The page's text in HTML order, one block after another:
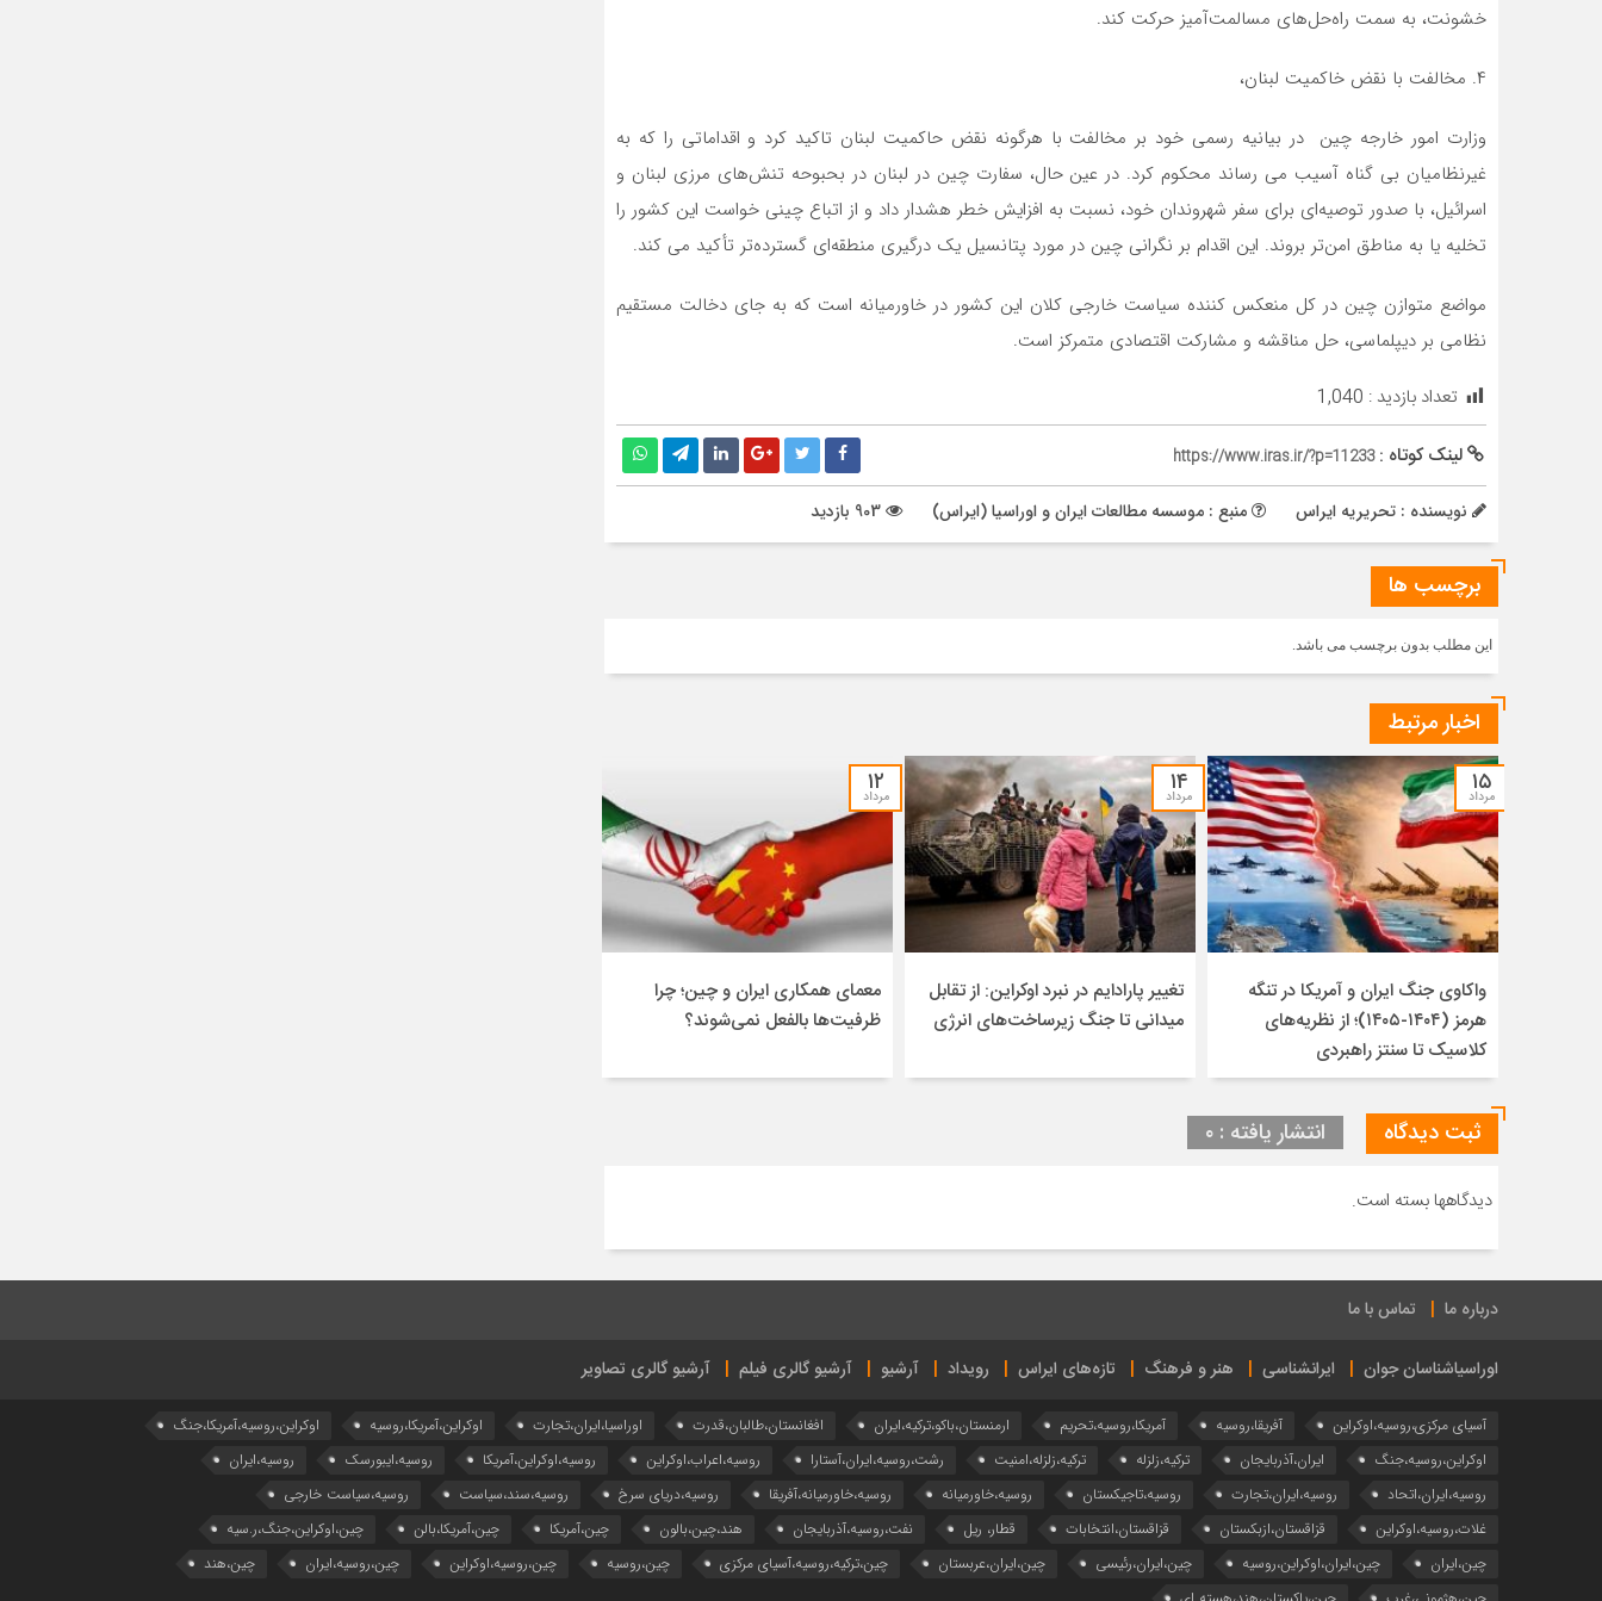
خشونت، به سمت راه‌حل‌های مسالمت‌آمیز حرکت کند.
۴. مخالفت با نقض خاکمیت لبنان،
وزارت امور خارجه چین در بیانیه رسمی خود بر مخالفت با هرگونه نقض حاکمیت لبنان تاکید کرد و اقداماتی را که به
غیرنظامیان بی گناه آسیب می رساند محکوم کرد. در عین حال، سفارت چین در لبنان در بحبوحه تنش‌های مرزی لبنان و
اسرائیل، با صدور توصیه‌ای برای سفر شهروندان خود، نسبت به افزایش خطر هشدار داد و از اتباع چینی خواست این کشور را
تخلیه یا به مناطق امن‌تر بروند. این اقدام بر نگرانی چین در مورد پتانسیل یک درگیری منطقه‌ای گسترده‌تر تأکید می کند.
مواضع متوازن چین در کل منعکس کننده سیاست خارجی کلان این کشور در خاورمیانه است که به جای دخالت مستقیم
نظامی بر دیپلماسی، حل مناقشه و مشارکت اقتصادی متمرکز است.
تعداد بازدید : 1,040
لینک کوتاه :https://www.iras.ir/?p=11233
نویسنده : تحریریه ایراس منبع : موسسه مطالعات ایران و اوراسیا (ایراس)
برچسب ها
این مطلب بدون برچسب می باشد.
اخبار مرتبط
۱۵
مرداد
واکاوی جنگ ایران و آمریکا در تنگه
هرمز (۱۴۰۴-۱۴۰۵)؛ از نظریه‌های
کلاسیک تا سنتز راهبردی
۱۴
مرداد
تغییر پارادایم در نبرد اوکراین: از تقابل
میدانی تا جنگ زیرساخت‌های انرژی
۱۲
مرداد
معمای همکاری ایران و چین؛ چرا
ظرفیت‌ها بالفعل نمی‌شوند؟
ثبت دیدگاه انتشار یافته : ۰
دیدگاهها بسته است.
درباره ما تماس با ما
اوراسیاشناسان جوان ایرانشناسی هنر و فرهنگ تازه‌های ایراس رویداد آرشیو آرشیو گالری فیلم آرشیو گالری تصاویر
آسیای مرکزی،روسیه،اوکراین آفریقا،روسیه آمریکا،روسیه،تحریم ارمنستان،باکو،ترکیه،ایران افغانستان،طالبان،قدرت اوراسیا،ایران،تجارت اوکراین،آمریکا،روسیه
اوکراین،روسیه،آمریکا،جنگ
اوکراین،روسیه،جنگ
ایران،آذربایجان ترکیه،زلزله ترکیه،زلزله،امنیت رشت،روسیه،ایران،آستارا روسیه،اعراب،اوکراین روسیه،اوکراین،آمریکا روسیه،ایبورسک
روسیه،ایران
روسیه،ایران،اتحاد
روسیه،ایران،تجارت روسیه،تاجیکستان روسیه،خاورمیانه روسیه،خاورمیانه،آفریقا روسیه،دریای سرخ روسیه،سند،سیاست
روسیه،سیاست خارجی
غلات،روسیه،اوکراین
قزاقستان،ازبکستان قزاقستان،انتخابات قطار، ریل نفت،روسیه،آذربایجان هند،چین،بالون چین،آمریکا چین،آمریکا،بالن
چین،اوکراین،جنگ،ر.سیه
چین،ایران
چین،ایران،اوکراین،روسیه چین،ایران،رئیسی چین،ایران،عربستان چین،ترکیه،روسیه،آسیای مرکزی چین،روسیه چین،روسیه،اوکراین چین،روسیه،ایران
چین،هند